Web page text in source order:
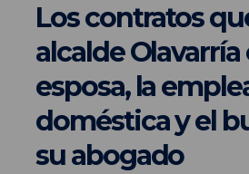
Los contratos
alcalde Olavarría
esposa, la
doméstica y el
su abogado